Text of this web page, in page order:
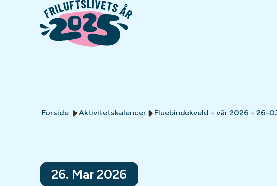
Forside Aktivitetskalender Fluebindekveld - vår 2026 - 26-
26. Mar 2026